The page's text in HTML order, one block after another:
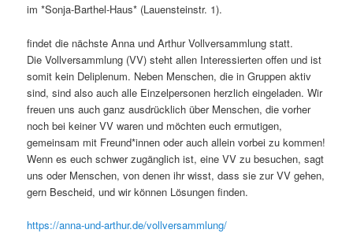
im *Sonja-Barthel-Haus* (Lauensteinstr. 1).
findet die nächste Anna und Arthur Vollversammlung statt.
Die Vollversammlung (VV) steht allen Interessierten offen und ist
somit kein Deliplenum. Neben Menschen, die in Gruppen aktiv
sind, sind also auch alle Einzelpersonen herzlich eingeladen. Wir
freuen uns auch ganz ausdrücklich über Menschen, die vorher
noch bei keiner VV waren und möchten euch ermutigen,
gemeinsam mit Freund*innen oder auch allein vorbei zu kommen!
Wenn es euch schwer zugänglich ist, eine VV zu besuchen, sagt
uns oder Menschen, von denen ihr wisst, dass sie zur VV gehen,
gern Bescheid, und wir können Lösungen finden.
https://anna-und-arthur.de/vollversammlung/